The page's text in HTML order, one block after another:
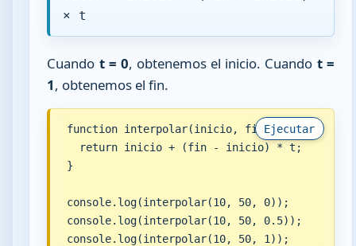
× t
Cuando t = 0, obtenemos el inicio. Cuando t =
1, obtenemos el fin.
Ejecutar
function interpolar(inicio, fin, t) {
  return inicio + (fin - inicio) * t;
}
console.log(interpolar(10, 50, 0));
console.log(interpolar(10, 50, 0.5));
console.log(interpolar(10, 50, 1));